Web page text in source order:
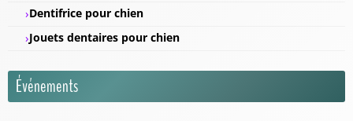
Dentifrice pour chien
Jouets dentaires pour chien
Événements